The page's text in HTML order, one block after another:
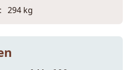
294 kg